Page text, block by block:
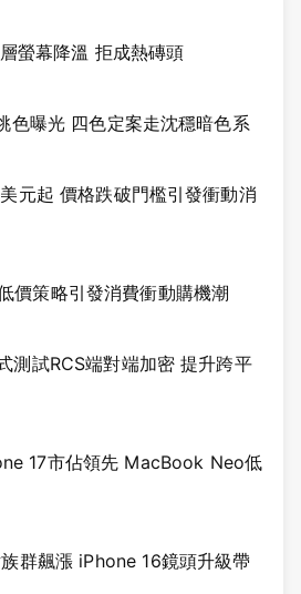
螢幕降溫 拒成熱磚頭
色曝光 四色定案走沈穩暗色系
元起 價格跌破門檻引發衝動消
價策略引發消費衝動購機潮
測試RCS端對端加密 提升跨平
17市佔領先 MacBook Neo低
群飆漲 iPhone 16鏡頭升級帶